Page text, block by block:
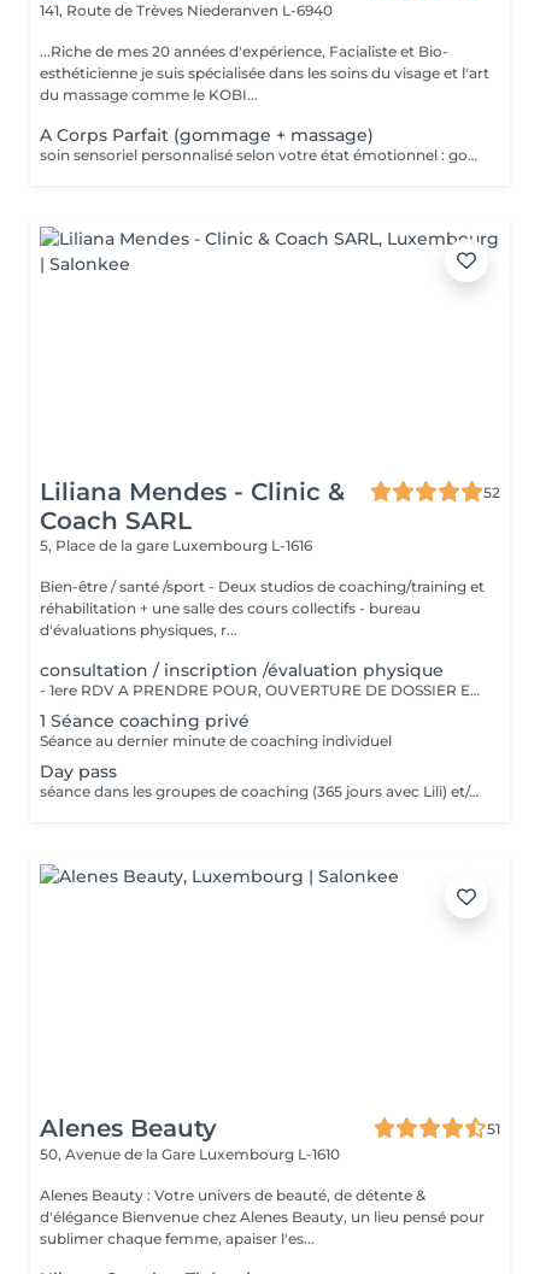
141, Route de Trèves Niederanven L-6940
...Riche de mes 20 années d'expérience, Facialiste et Bio-
esthéticienne je suis spécialisée dans les soins du visage et l'art
du massage comme le KOBI...
A Corps Parfait (gommage + massage)
soin sensoriel personnalisé selon votre état émotionnel : gommage complet du corps au sel rose de l'Himalaya pour une peau douce et satinée + douche + Massage personnalisé
Liliana Mendes - Clinic &
Coach SARL
52
5, Place de la gare Luxembourg L-1616
Bien-être / santé /sport - Deux studios de coaching/training et
réhabilitation + une salle des cours collectifs - bureau
d'évaluations physiques, r...
consultation / inscription /évaluation physique
- 1ere RDV A PRENDRE POUR, OUVERTURE DE DOSSIER ET EXPLICATIONS/CONSEILS - INSCRIPTION CHEZ LILIANA MENDES CLINIC & COACH - EVALUATION PHYSIQUE ET ANAMENSE - ON PAYE UNE SEULE FOIS!!
1 Séance coaching privé
Séance au dernier minute de coaching individuel
Day pass
séance dans les groupes de coaching (365 jours avec Lili) et/ou cours collectifs Pas valable pour coaching privé !!!! Day pass
Alenes Beauty
51
50, Avenue de la Gare Luxembourg L-1610
Alenes Beauty : Votre univers de beauté, de détente &
d'élégance Bienvenue chez Alenes Beauty, un lieu pensé pour
sublimer chaque femme, apaiser l'es...